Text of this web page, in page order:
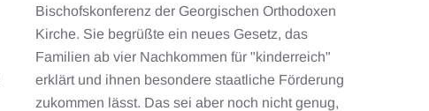
Bischofskonferenz der Georgischen Orthodoxen
Kirche. Sie begrüßte ein neues Gesetz, das
Familien ab vier Nachkommen für "kinderreich"
erklärt und ihnen besondere staatliche Förderung
zukommen lässt. Das sei aber noch nicht genug,